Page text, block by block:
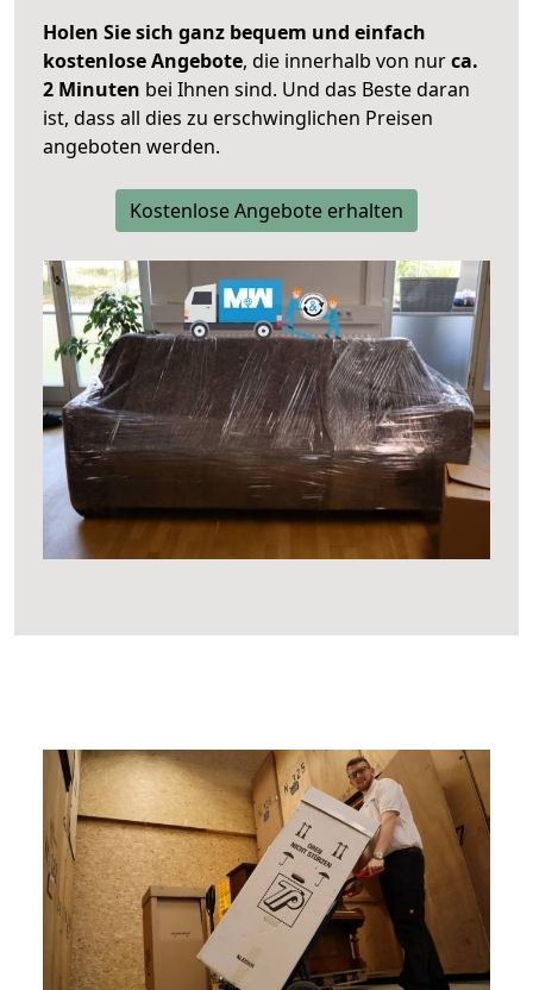
Holen Sie sich ganz bequem und einfach
kostenlose Angebote, die innerhalb von nurca.
2 Minuten bei Ihnen sind. Und das Beste daran
ist, dass all dies zu erschwinglichen Preisen
angeboten werden.
Kostenlose Angebote erhalten